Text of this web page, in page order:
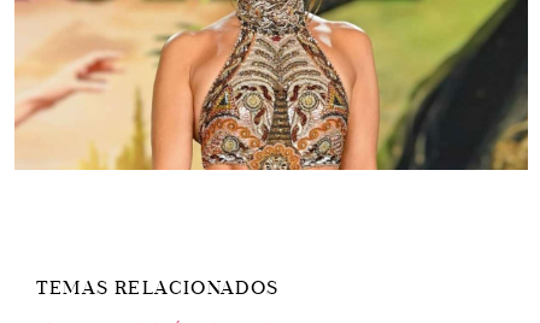
TEMAS RELACIONADOS